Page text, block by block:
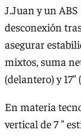
J.Juan y un
desconexión
asegurar
mixtos, suma
(delantero) y 17”
En materia
vertical de 7 "